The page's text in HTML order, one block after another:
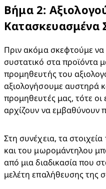
Βήμα 2:
Κατασκευασμένα
Πριν ακόμα σκεφτούμε
συστατικό στα προϊόντα
προμηθευτής του
αξιολογήσουμε αυστηρά
προμηθευτές μας, τότε οι
αρχίζουν να εμβαθύνουν
Στη συνέχεια, τα
και του μωρομάντηλου
από μια διαδικασία που
μελέτη επαλήθευσης της